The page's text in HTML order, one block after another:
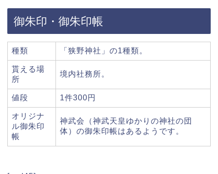
御朱印・御朱印帳
種類 「狭野神社」の1種類。
貰える場
所
境内社務所。
値段 1件300円
オリジナ
ル御朱印
帳
神武会（神武天皇ゆかりの神社の団
体）の御朱印帳はあるようです。